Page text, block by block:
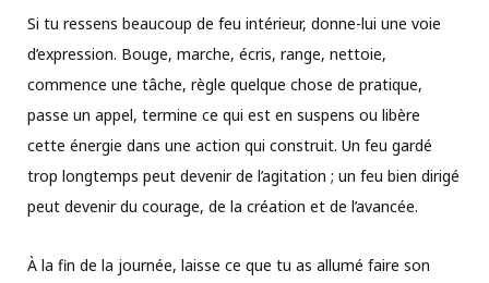
Si tu ressens beaucoup de feu intérieur, donne-lui une voie
d’expression. Bouge, marche, écris, range, nettoie,
commence une tâche, règle quelque chose de pratique,
passe un appel, termine ce qui est en suspens ou libère
cette énergie dans une action qui construit. Un feu gardé
trop longtemps peut devenir de l’agitation ; un feu bien dirigé
peut devenir du courage, de la création et de l’avancée.
À la fin de la journée, laisse ce que tu as allumé faire son